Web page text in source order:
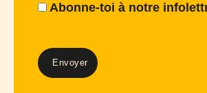
Abonne-toi à notre